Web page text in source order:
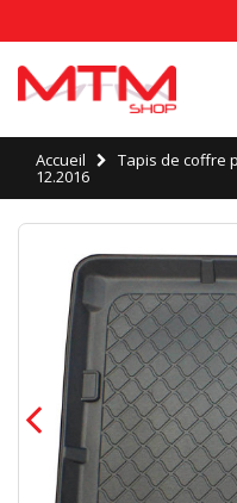
Accueil Tapis de coffre
12.2016